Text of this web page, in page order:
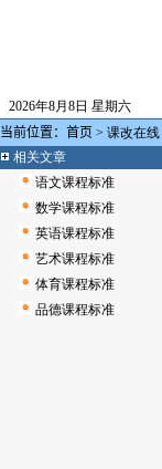
2026年8月8日 星期六
当前位置： 首页 > 课改在线
相关文章
语文课程标准
数学课程标准
英语课程标准
艺术课程标准
体育课程标准
品德课程标准